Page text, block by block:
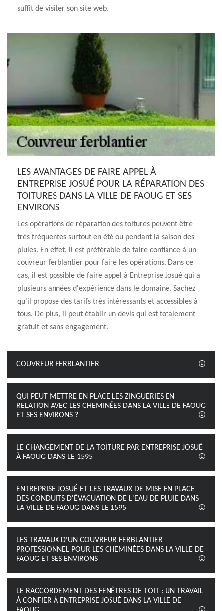
suffit de visiter son site web.
LES AVANTAGES DE FAIRE APPEL À
ENTREPRISE JOSUÉ POUR LA RÉPARATION DES
TOITURES DANS LA VILLE DE FAOUG ET SES
ENVIRONS
Les opérations de réparation des toitures peuvent être
très fréquentes surtout en été ou pendant la saison des
pluies. En effet, il est préférable de faire confiance à un
couvreur ferblantier pour faire les opérations. Dans ce
cas, il est possible de faire appel à Entreprise Josué qui a
plusieurs années d'expérience dans le domaine. Sachez
qu'il propose des tarifs très intéressants et accessibles à
tous. De plus, il peut établir un devis qui est totalement
gratuit et sans engagement.
COUVREUR FERBLANTIER
QUI PEUT METTRE EN PLACE LES ZINGUERIES EN
RELATION AVEC LES CHEMINÉES DANS LA VILLE DE FAOUG
ET SES ENVIRONS ?
LE CHANGEMENT DE LA TOITURE PAR ENTREPRISE JOSUÉ
À FAOUG DANS LE 1595
ENTREPRISE JOSUÉ ET LES TRAVAUX DE MISE EN PLACE
DES CONDUITS D'ÉVACUATION DE L'EAU DE PLUIE DANS
LA VILLE DE FAOUG DANS LE 1595
LES TRAVAUX D'UN COUVREUR FERBLANTIER
PROFESSIONNEL POUR LES CHEMINÉES DANS LA VILLE DE
FAOUG ET SES ENVIRONS
LE RACCORDEMENT DES FENÊTRES DE TOIT : UN TRAVAIL
À CONFIER À ENTREPRISE JOSUÉ DANS LA VILLE DE